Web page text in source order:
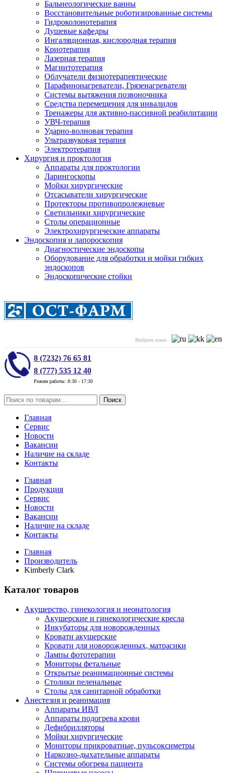
Бальнеологические ванны
Восстановительные роботизированные системы
Гидроколонотерапия
Душевые кафедры
Ингаляционная, кислородная терапия
Криотерапия
Лазерная терапия
Магнитотерапия
Облучатели физиотерапевтические
Парафинонагреватели, Грязенагреватели
Системы вытяжения позвоночника
Средства перемещения для инвалидов
Тренажеры для активно-пассивной реабилитации
УВЧ-терапия
Ударно-волновая терапия
Ультразвуковая терапия
Электротерапия
Хирургия и проктология
Аппараты для проктологии
Ларингоскопы
Мойки хирургические
Отсасыватели хирургические
Протекторы противопролежневые
Светильники хирургические
Столы операционные
Электрохирургические аппараты
Эндоскопия и лапороскопия
Диагностические эндоскопы
Оборудование для обработки и мойки гибких
эндоскопов
Эндоскопические стойки
Выбрать язык:
8 (7232) 76 65 81
8 (777) 535 12 40
Режим работы: 8:30 - 17:30
Поиск
Главная
Сервис
Новости
Вакансии
Наличие на складе
Контакты
Главная
Продукция
Сервис
Новости
Вакансии
Наличие на складе
Контакты
Главная
Производитель
Kimberly Clark
Каталог товаров
Акушерство, гинекология и неонатология
Акушерские и гинекологические креслa
Инкубаторы для новорожденных
Кровати акушерские
Кровати для новорожденных, матрасики
Лампы фототерапии
Мониторы фетальные
Открытые реанимационные системы
Столики пеленальные
Столы для санитарной обработки
Анестезия и реанимация
Аппараты ИВЛ
Аппараты подогрева крови
Дефибрилляторы
Мойки хирургические
Мониторы прикроватные, пульсоксиметры
Наркозно-дыхательные аппараты
Системы обогрева пациента